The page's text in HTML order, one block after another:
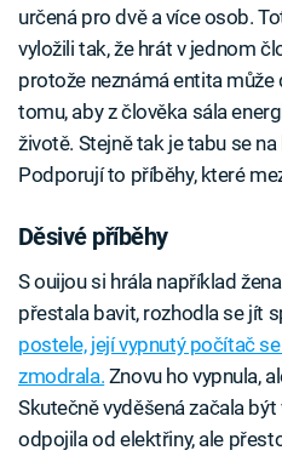
určená pro dvě a více osob.
vyložili tak, že hrát v jednom
protože neznámá entita
tomu, aby z člověka sála
životě. Stejně tak je tabu se
Podporují to příběhy, které
Děsivé příběhy
S ouijou si hrála například
přestala bavit, rozhodla se jít
postele, její vypnutý počítač
zmodrala. Znovu ho vypnula,
Skutečně vyděšená začala
odpojila od elektřiny, ale